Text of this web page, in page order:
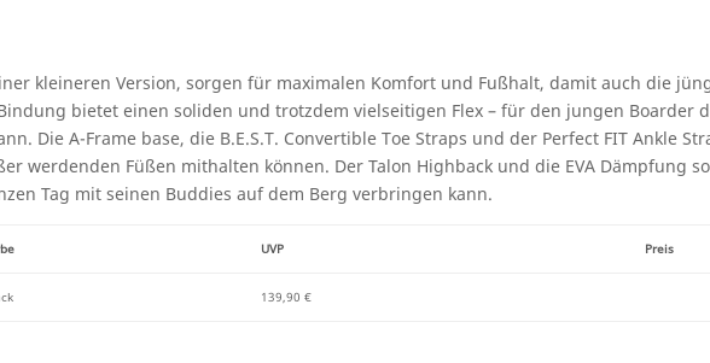
kleineren Version, sorgen für maximalen Komfort und Fußhalt, damit auch die
bietet einen soliden und trotzdem vielseitigen Flex – für den jungen Boarder
Die A-Frame base, die B.E.S.T. Convertible Toe Straps und der Perfect FIT Ankle
werdenden Füßen mithalten können. Der Talon Highback und die EVA Dämpfung
Tag mit seinen Buddies auf dem Berg verbringen kann.
UVP Preis
139,90 €